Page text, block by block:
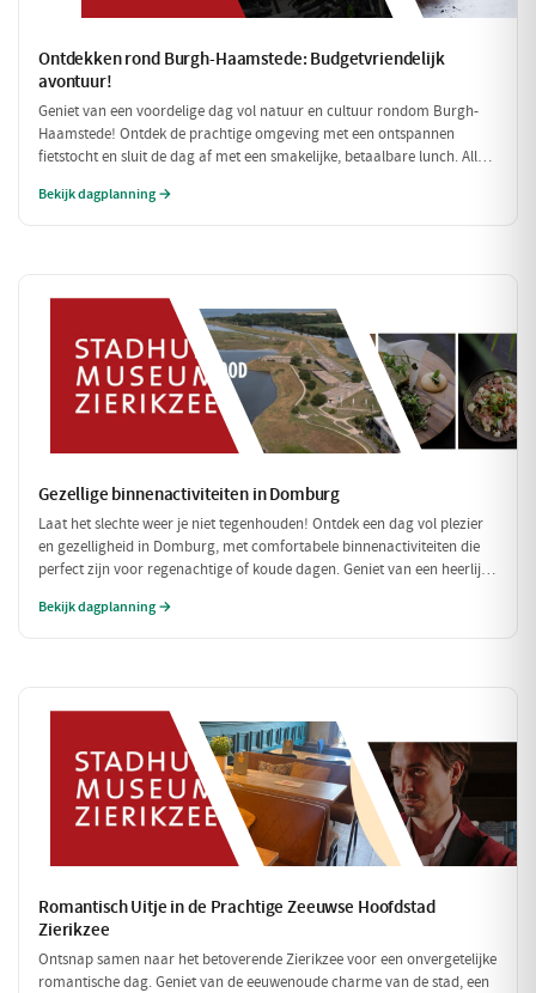
Ontdekken rond Burgh-Haamstede: Budgetvriendelijk
avontuur!
Geniet van een voordelige dag vol natuur en cultuur rondom Burgh-
Haamstede! Ontdek de prachtige omgeving met een ontspannen
fietstocht en sluit de dag af met een smakelijke, betaalbare lunch. Alle
de portemonnee te veel te belasten!
Bekijk dagplanning →
Gezellige binnenactiviteiten in Domburg
Laat het slechte weer je niet tegenhouden! Ontdek een dag vol plezier
en gezelligheid in Domburg, met comfortabele binnenactiviteiten die
perfect zijn voor regenachtige of koude dagen. Geniet van een heerlijke
Bekijk dagplanning →
Romantisch Uitje in de Prachtige Zeeuwse Hoofdstad
Zierikzee
Ontsnap samen naar het betoverende Zierikzee voor een onvergetelijke
romantische dag. Geniet van de eeuwenoude charme van de stad, een